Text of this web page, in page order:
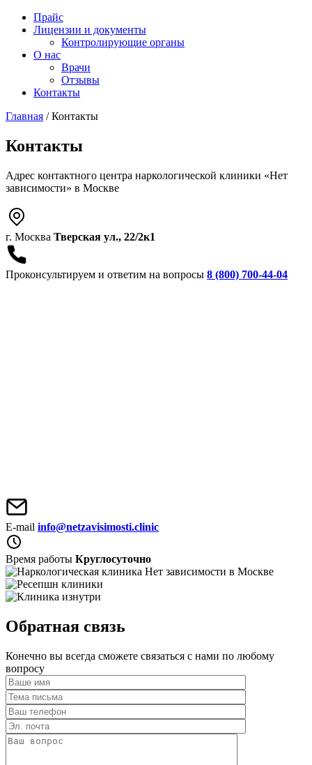
Прайс
Лицензии и документы
Контролирующие органы
О нас
Врачи
Отзывы
Контакты
Главная /Контакты
Контакты
Адрес контактного центра наркологической клиники «Нет
зависимости» в Москве
г. Москва Тверская ул., 22/2к1
Проконсультируем и ответим на вопросы 8 (800) 700-44-04
E-mail info@netzavisimosti.clinic
Время работы Круглосуточно
Обратная связь
Конечно вы всегда сможете связаться с нами по любому
вопросу